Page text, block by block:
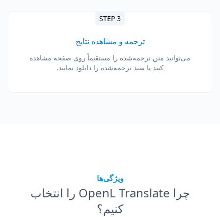
STEP 3
ترجمه و مشاهده نتایج
می‌توانید متن ترجمه‌شده را مستقیماً روی صفحه مشاهده
کنید یا سند ترجمه‌شده را دانلود نمایید.
ویژگی‌ها
چرا OpenL Translate را انتخاب
کنیم؟